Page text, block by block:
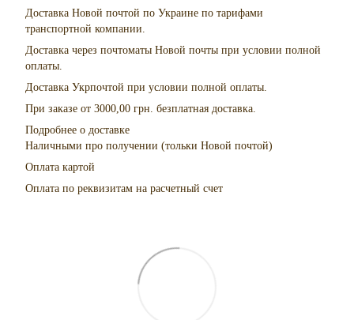
Доставка Новой почтой по Украине по тарифами
транспортной компании.
Доставка через почтоматы Новой почты при условии полной
оплаты.
Доставка Укрпочтой при условии полной оплаты.
При заказе от 3000,00 грн. безплатная доставка.
Подробнее о доставке
Наличными про получении (тольки Новой почтой)
Оплата картой
Оплата по реквизитам на расчетный счет